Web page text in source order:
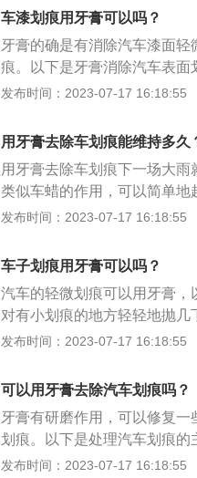
钩痕迹、转折痕迹及微量痕迹
坏客体。2、分类：根据形态
性痕迹、平面擦刮痕迹、断裂
车漆划痕用牙膏可以吗？
牙膏的确是有消除汽车漆面
痕。以下是牙膏消除汽车表
门用来修复汽车划痕，所以不
车漆的车，如果是深色车漆用
得其反的效果，所以深色车
要使用有颗粒的牙膏，尤其是
车漆造成损伤，变得更花。
发布时间：2023-07-17 16:18:55
用牙膏去除车划痕能维持多久
用牙膏去除车划痕下一场大
类似车蜡的作用，可以简单
门用来修复汽车划痕，所以不
理，除此之外汽车抛光还可以
车漆清洁度的目的、在打蜡
久。还可以利用补漆笔对划痕
后再进行补漆工作，步骤是
盖漆面损伤面积即可。可以用
30分钟即可。
发布时间：2023-07-17 16:18:55
车子划痕用牙膏可以吗？
汽车的轻微划痕可以用牙膏，
对有小划痕的地方轻轻地抛
可以立刻除掉。2、用车身蜡
会提高漆面的亮度。3、牙膏
的擦几遍，这样小划痕也会
还是可以看到痕迹，可以买
一些，将划痕覆盖。
发布时间：2023-07-17 16:18:55
可以用牙膏去除汽车划痕吗？
牙膏有研磨作用，可以修复
划痕。以下是处理汽车划痕
露出了车身金属板，或者划伤
发布时间：2023-07-17 16:18:55